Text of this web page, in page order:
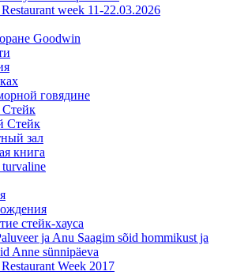
week 11-22.03.2026
Goodwin
говядине
Стейк
Стейк
зал
книга
стейк-хауса
ja Anu Saagim sõid hommikust ja
Anne sünnipäeva
Week 2017